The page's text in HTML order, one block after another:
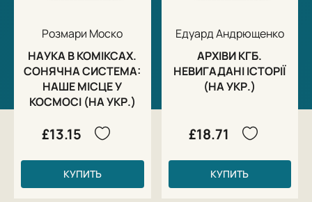
Розмари Моско
НАУКА В КОМІКСАХ.
СОНЯЧНА СИСТЕМА:
НАШЕ МІСЦЕ У
КОСМОСІ (НА УКР.)
£13.15
КУПИТЬ
Едуард Андрющенко
АРХІВИ КГБ.
НЕВИГАДАНІ ІСТОРІЇ
(НА УКР.)
£18.71
КУПИТЬ